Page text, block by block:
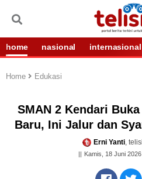
home nasional internasional
Home Edukasi
SMAN 2 Kendari
Baru, Ini Jalur dan
Erni Yanti,
Kamis, 18 Juni 2026